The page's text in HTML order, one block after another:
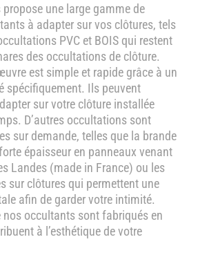
une large gamme de
à adapter sur vos clôtures, tels
PVC et BOIS qui restent
des occultations de clôture.
est simple et rapide grâce à un
spécifiquement. Ils peuvent
sur votre clôture installée
D’autres occultations sont
sur demande, telles que la brande
épaisseur en panneaux venant
Landes (made in France) ou les
sur clôtures qui permettent une
afin de garder votre intimité.
nos occultants sont fabriqués en
à l’esthétique de votre